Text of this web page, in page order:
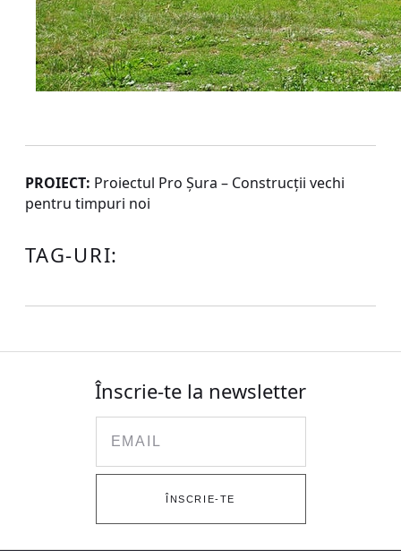
PROIECT: Proiectul Pro Şura – Construcţii vechi
pentru timpuri noi
TAG-URI:
Înscrie-te la newsletter
ÎNSCRIE-TE